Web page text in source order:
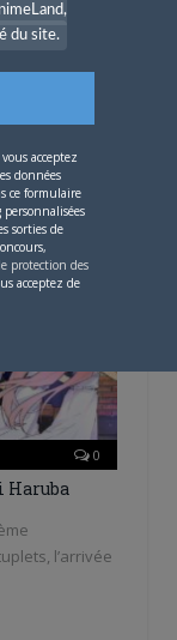
marquait
0
Haruba
l’arrivée
du site.
acceptez
données
ce formulaire
sorties de
protection des
acceptez de